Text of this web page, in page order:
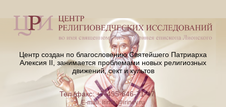
Центр создан по благословению Святейшего Патриарха
Алексия II, занимается проблемами новых религиозных
движений, сект и культов
Тел./факс: +7-495-646-71-47
E-mail:iriney@iriney.ru